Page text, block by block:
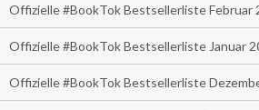
Offizielle #BookTok Bestsellerliste Februar
Offizielle #BookTok Bestsellerliste Januar
Offizielle #BookTok Bestsellerliste